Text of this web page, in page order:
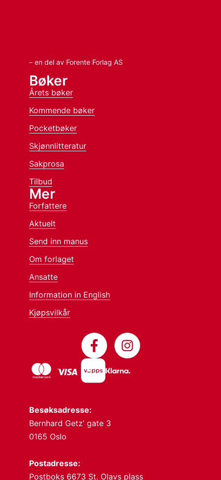
– en del av Forente Forlag AS
Besøksadresse:
Bernhard Getz’ gate 3
0165 Oslo
Postadresse:
Postboks 6673 St. Olavs plass
Bøker
Årets bøker
Kommende bøker
Pocketbøker
Skjønnlitteratur
Sakprosa
Tilbud
Mer
Forfattere
Aktuelt
Send inn manus
Om forlaget
Ansatte
Information in English
Kjøpsvilkår